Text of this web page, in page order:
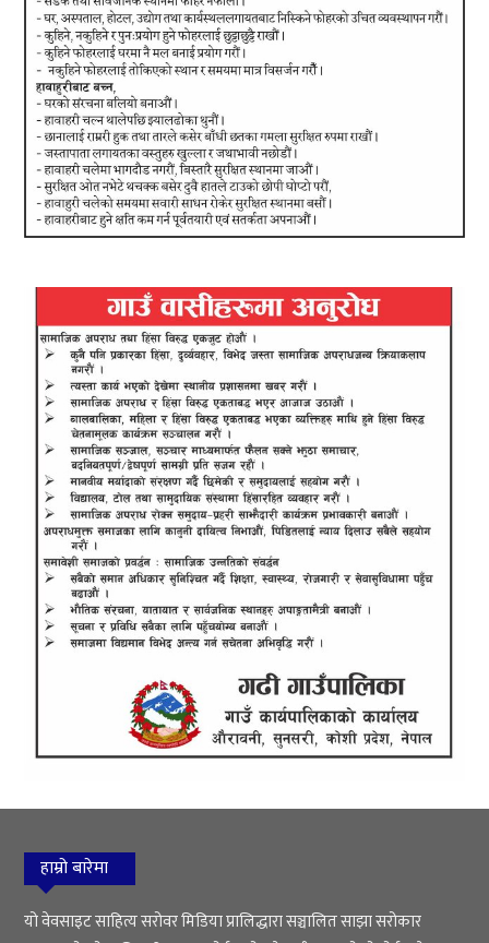
हाम्रो बारेमा
यो वेवसाइट साहित्य सरोवर मिडिया प्रालिद्धारा सञ्चालित साझा सरोकार